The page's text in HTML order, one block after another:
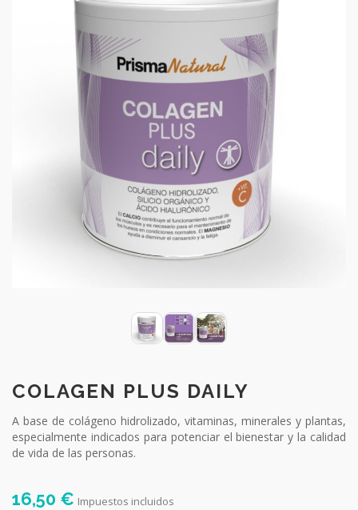
COLAGEN PLUS DAILY
A base de colágeno hidrolizado, vitaminas, minerales y plantas,
especialmente indicados para potenciar el bienestar y la calidad
de vida de las personas.
16,50 € Impuestos incluidos